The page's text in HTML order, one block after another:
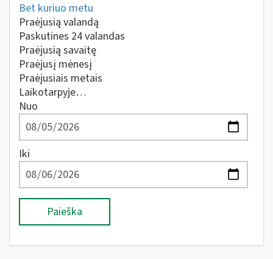
Bet kuriuo metu
Praėjusią valandą
Paskutines 24 valandas
Praėjusią savaitę
Praėjusį mėnesį
Praėjusiais metais
Laikotarpyje…
Nuo
Iki
Paieška